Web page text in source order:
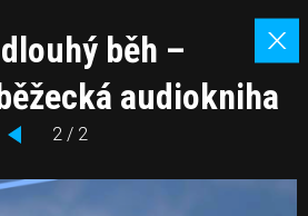
běh –
audiokniha
2 / 2